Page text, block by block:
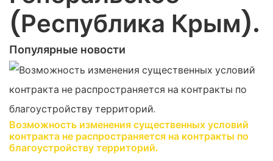
(Республика Крым).
Популярные новости
Возможность изменения существенных условий
контракта не распространяется на контракты по
благоустройству территорий.